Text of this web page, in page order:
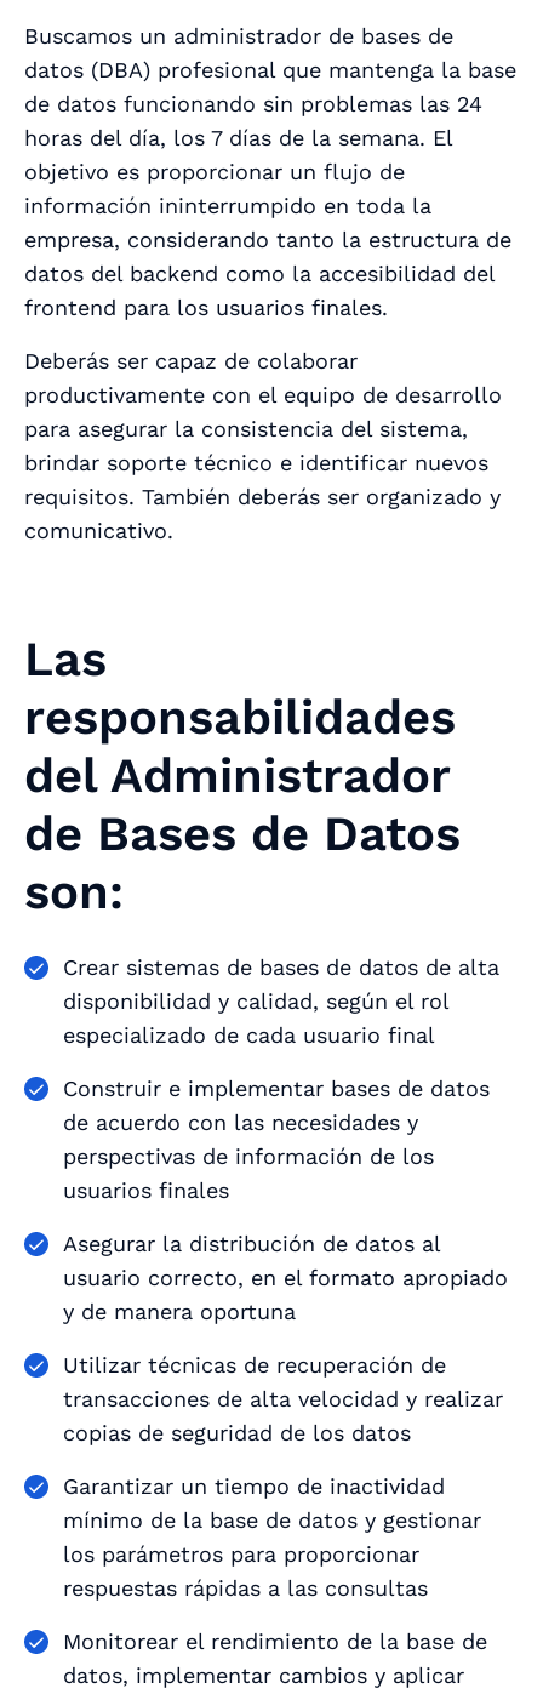
Buscamos un administrador de bases de
datos (DBA) profesional que mantenga la base
de datos funcionando sin problemas las 24
horas del día, los 7 días de la semana. El
objetivo es proporcionar un flujo de
información ininterrumpido en toda la
empresa, considerando tanto la estructura de
datos del backend como la accesibilidad del
frontend para los usuarios finales.
Deberás ser capaz de colaborar
productivamente con el equipo de desarrollo
para asegurar la consistencia del sistema,
brindar soporte técnico e identificar nuevos
requisitos. También deberás ser organizado y
comunicativo.
Las
responsabilidades
del Administrador
de Bases de Datos
son:
Crear sistemas de bases de datos de alta
disponibilidad y calidad, según el rol
especializado de cada usuario final
Construir e implementar bases de datos
de acuerdo con las necesidades y
perspectivas de información de los
usuarios finales
Asegurar la distribución de datos al
usuario correcto, en el formato apropiado
y de manera oportuna
Utilizar técnicas de recuperación de
transacciones de alta velocidad y realizar
copias de seguridad de los datos
Garantizar un tiempo de inactividad
mínimo de la base de datos y gestionar
los parámetros para proporcionar
respuestas rápidas a las consultas
Monitorear el rendimiento de la base de
datos, implementar cambios y aplicar